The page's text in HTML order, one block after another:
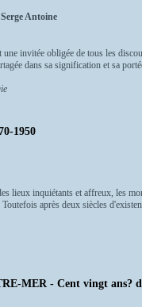
Antoine
invitée obligée de tous les
dans sa signification et sa
1950
lieux inquiétants et affreux, les
après deux siècles
MER - Cent vingt ans?